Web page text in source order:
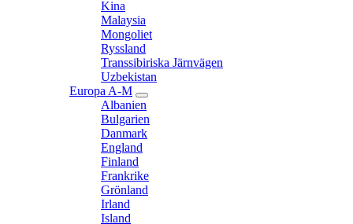
Kina
Malaysia
Mongoliet
Ryssland
Transsibiriska Järnvägen
Uzbekistan
Europa A-M
expand
child
menu
Albanien
Bulgarien
Danmark
England
Finland
Frankrike
Grönland
Irland
Island